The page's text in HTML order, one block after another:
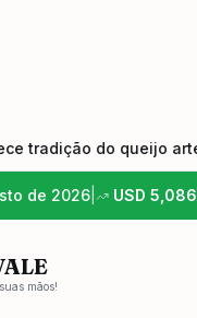
do queijo artesanal
de 2026 USD 5,086
mãos!